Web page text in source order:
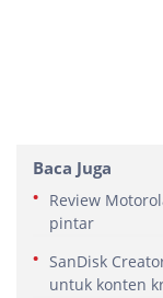
Baca Juga
Review
pintar
SanDisk
untuk konten